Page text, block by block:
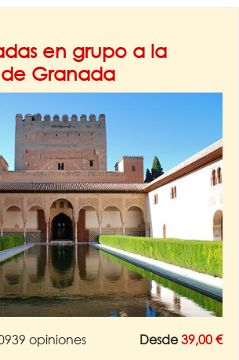
en grupo a la
Granada
opiniones Desde39,00 €